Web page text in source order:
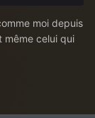
moi depuis
même celui qui